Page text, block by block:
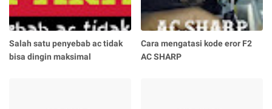
Salah satu penyebab ac tidak
bisa dingin maksimal
Cara mengatasi kode eror F2
AC SHARP